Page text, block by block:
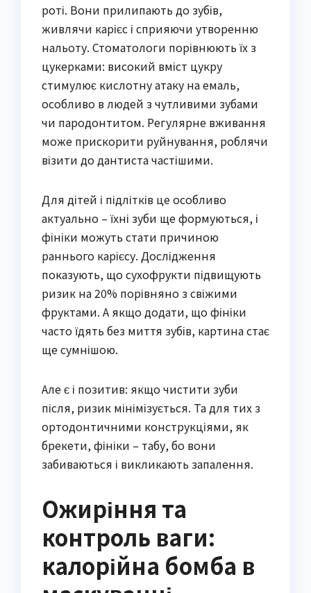
роті. Вони прилипають до зубів,
живлячи карієс і сприяючи утворенню
нальоту. Стоматологи порівнюють їх з
цукерками: високий вміст цукру
стимулює кислотну атаку на емаль,
особливо в людей з чутливими зубами
чи пародонтитом. Регулярне вживання
може прискорити руйнування, роблячи
візити до дантиста частішими.
Для дітей і підлітків це особливо
актуально – їхні зуби ще формуються, і
фініки можуть стати причиною
раннього карієсу. Дослідження
показують, що сухофрукти підвищують
ризик на 20% порівняно з свіжими
фруктами. А якщо додати, що фініки
часто їдять без миття зубів, картина стає
ще сумнішою.
Але є і позитив: якщо чистити зуби
після, ризик мінімізується. Та для тих з
ортодонтичними конструкціями, як
брекети, фініки – табу, бо вони
забиваються і викликають запалення.
Ожиріння та
контроль ваги:
калорійна бомба в